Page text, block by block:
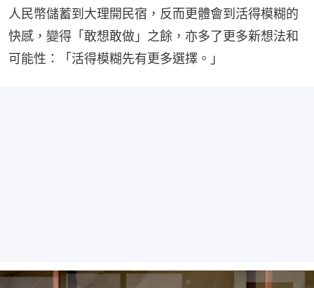
人民幣儲蓄到大理開民宿，反而更體會到活得模糊的
快感，變得「敢想敢做」之餘，亦多了更多新想法和
可能性：「活得模糊先有更多選擇。」